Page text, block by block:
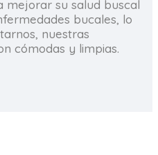
mejorar su salud buscal
bucales, lo
nuestras
cómodas y limpias.